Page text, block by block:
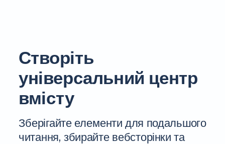
Створіть
універсальний центр
вмісту
Зберігайте елементи для подальшого
читання, збирайте вебсторінки та